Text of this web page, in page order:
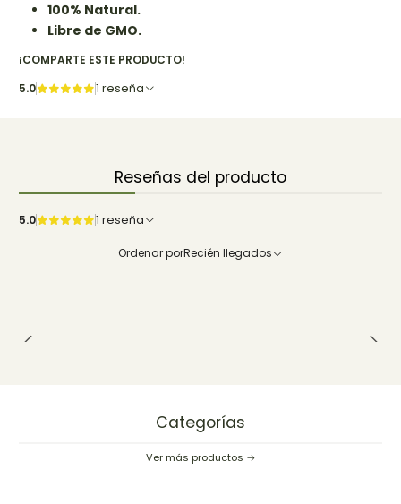
100% Natural.
Libre de GMO.
¡COMPARTE ESTE PRODUCTO!
5.0 1 reseña
Reseñas del producto
5.0 1 reseña
Ordenar porRecién llegados
Categorías
Ver más productos